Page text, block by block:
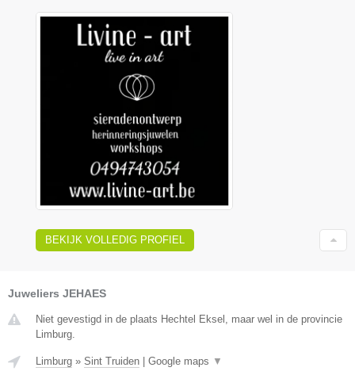
BEKIJK VOLLEDIG PROFIEL
Juweliers JEHAES
Niet gevestigd in de plaats Hechtel Eksel, maar wel in de provincie
Limburg.
Limburg » Sint Truiden | Google maps ▼